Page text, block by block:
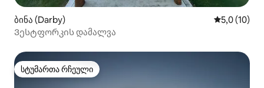
ბინა (Darby) საშუალო
5,0 (10)
Ვესტფორკის დამალვა
სტუმართა რჩეული
სტუმართა რჩეული